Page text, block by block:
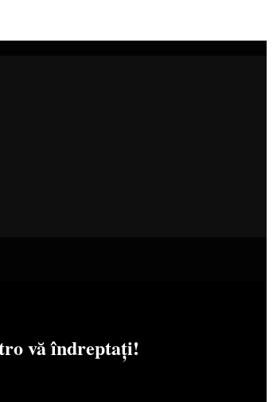
vă îndreptați!